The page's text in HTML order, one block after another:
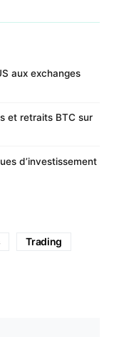
aux exchanges
et retraits BTC sur
d’investissement
Trading